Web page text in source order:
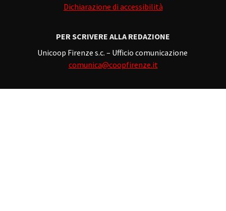
Dichiarazione di accessibilità
PER SCRIVERE ALLA REDAZIONE
Unicoop Firenze s.c. – Ufficio comunicazione
comunica@coopfirenze.it